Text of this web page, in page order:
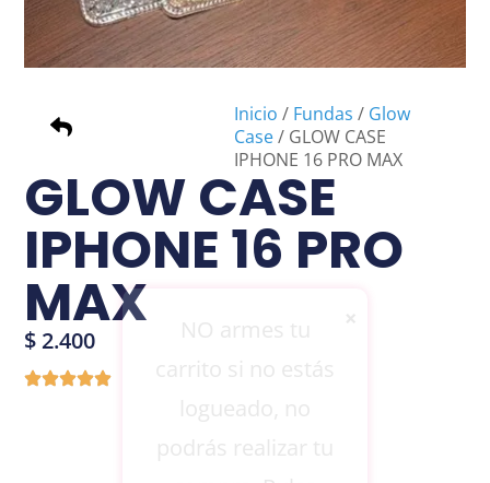
Inicio / Fundas / Glow
Case/ GLOW CASE
IPHONE 16 PRO MAX
GLOW CASE
IPHONE 16 PRO
MAX
$2.400